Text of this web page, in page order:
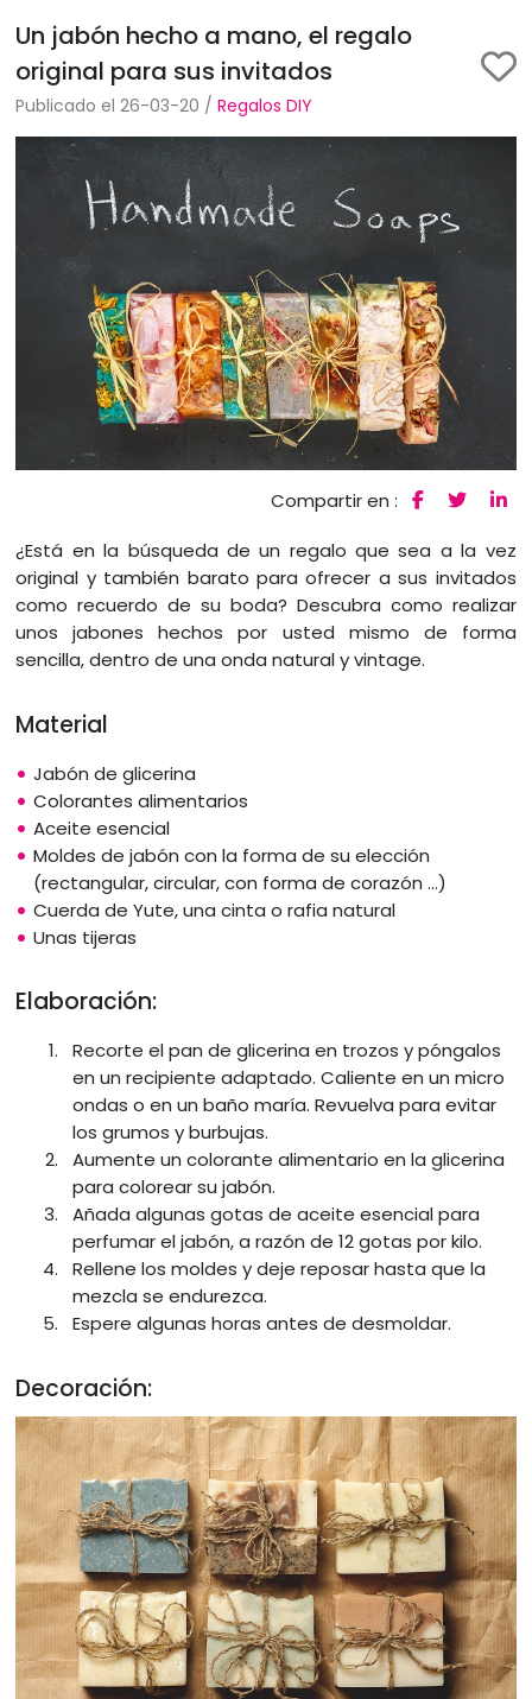
Un jabón hecho a mano, el regalo
original para sus invitados
Publicado el 26-03-20 /Regalos DIY
Compartir en :
¿Está en la búsqueda de un regalo que sea a la vez
original y también barato para ofrecer a sus invitados
como recuerdo de su boda? Descubra como realizar
unos jabones hechos por usted mismo de forma
sencilla, dentro de una onda natural y vintage.
Material
Jabón de glicerina
Colorantes alimentarios
Aceite esencial
Moldes de jabón con la forma de su elección
(rectangular, circular, con forma de corazón ...)
Cuerda de Yute, una cinta o rafia natural
Unas tijeras
Elaboración:
Recorte el pan de glicerina en trozos y póngalos
en un recipiente adaptado. Caliente en un micro
ondas o en un baño maría. Revuelva para evitar
los grumos y burbujas.
Aumente un colorante alimentario en la glicerina
para colorear su jabón.
Añada algunas gotas de aceite esencial para
perfumar el jabón, a razón de 12 gotas por kilo.
Rellene los moldes y deje reposar hasta que la
mezcla se endurezca.
Espere algunas horas antes de desmoldar.
Decoración: